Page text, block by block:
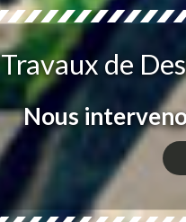
Travaux de
Nous